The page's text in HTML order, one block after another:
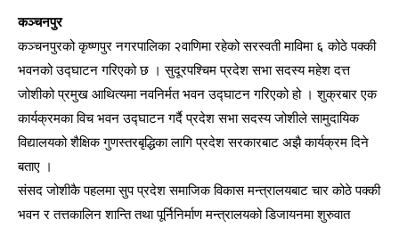
कञ्चनपुर
कञ्चनपुरको कृष्णपुर नगरपालिका २वाणिमा रहेको सरस्वती माविमा ६ कोठे पक्की
भवनको उद्घाटन गरिएको छ । सुदूरपश्चिम प्रदेश सभा सदस्य महेश दत्त
जोशीको प्रमुख आथित्यमा नवनिर्मत भवन उद्घाटन गरिएको हो । शुक्रबार एक
कार्यक्रमका विच भवन उद्घाटन गर्दै प्रदेश सभा सदस्य जोशीले सामुदायिक
विद्यालयको शैक्षिक गुणस्तरबृद्धिका लागि प्रदेश सरकारबाट अझै कार्यक्रम दिने
बताए ।
संसद जोशीकै पहलमा सुप प्रदेश समाजिक विकास मन्त्रालयबाट चार कोठे पक्की
भवन र तत्तकालिन शान्ति तथा पूर्निनिर्माण मन्त्रालयको डिजायनमा शुरुवात